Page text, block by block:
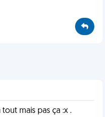
tout mais pas ça :x .